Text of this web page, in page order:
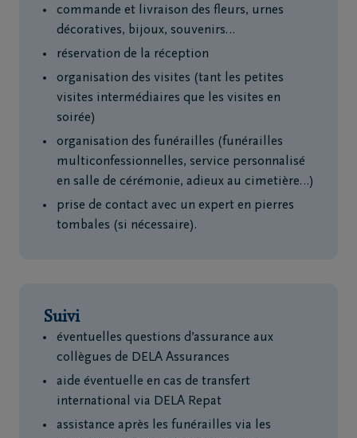
commande et livraison des fleurs, urnes
décoratives, bijoux, souvenirs…
réservation de la réception
organisation des visites (tant les petites
visites intermédiaires que les visites en
soirée)
organisation des funérailles (funérailles
multiconfessionnelles, service personnalisé
en salle de cérémonie, adieux au cimetière…)
prise de contact avec un expert en pierres
tombales (si nécessaire).
Suivi
éventuelles questions d’assurance aux
collègues de DELA Assurances
aide éventuelle en cas de transfert
international via DELA Repat
assistance après les funérailles via les